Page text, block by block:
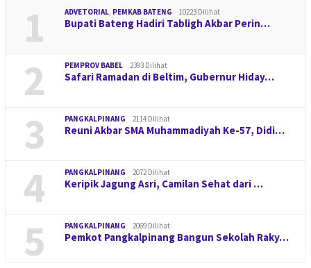
1 ADVETORIAL, PEMKAB BATENG 10223 Dilihat
Bupati Bateng Hadiri Tabligh Akbar Perin…
2 PEMPROV BABEL 2393 Dilihat
Safari Ramadan di Beltim, Gubernur Hiday…
3 PANGKALPINANG 2114 Dilihat
Reuni Akbar SMA Muhammadiyah Ke-57, Didi…
4 PANGKALPINANG 2072 Dilihat
Keripik Jagung Asri, Camilan Sehat dari …
5 PANGKALPINANG 2069 Dilihat
Pemkot Pangkalpinang Bangun Sekolah Raky…